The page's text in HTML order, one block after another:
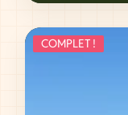
COMPLET !